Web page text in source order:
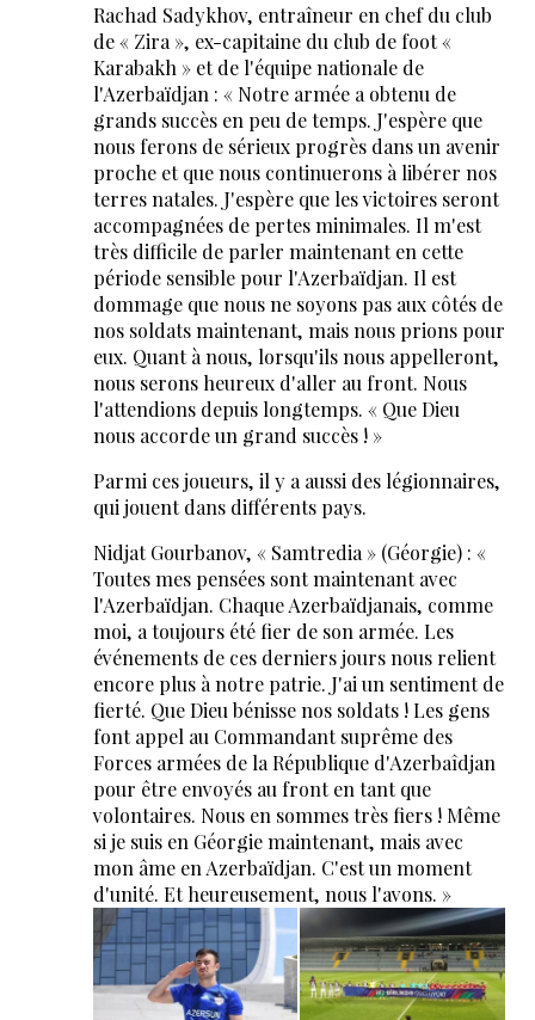
Rachad Sadykhov, entraîneur en chef du club
de « Zira », ex-capitaine du club de foot «
Karabakh » et de l'équipe nationale de
l'Azerbaïdjan : « Notre armée a obtenu de
grands succès en peu de temps. J'espère que
nous ferons de sérieux progrès dans un avenir
proche et que nous continuerons à libérer nos
terres natales. J'espère que les victoires seront
accompagnées de pertes minimales. Il m'est
très difficile de parler maintenant en cette
période sensible pour l'Azerbaïdjan. Il est
dommage que nous ne soyons pas aux côtés de
nos soldats maintenant, mais nous prions pour
eux. Quant à nous, lorsqu'ils nous appelleront,
nous serons heureux d'aller au front. Nous
l'attendions depuis longtemps. « Que Dieu
nous accorde un grand succès ! »
Parmi ces joueurs, il y a aussi des légionnaires,
qui jouent dans différents pays.
Nidjat Gourbanov, « Samtredia » (Géorgie) : «
Toutes mes pensées sont maintenant avec
l'Azerbaïdjan. Chaque Azerbaïdjanais, comme
moi, a toujours été fier de son armée. Les
événements de ces derniers jours nous relient
encore plus à notre patrie. J'ai un sentiment de
fierté. Que Dieu bénisse nos soldats ! Les gens
font appel au Commandant suprême des
Forces armées de la République d'Azerbaîdjan
pour être envoyés au front en tant que
volontaires. Nous en sommes très fiers ! Même
si je suis en Géorgie maintenant, mais avec
mon âme en Azerbaïdjan. C'est un moment
d'unité. Et heureusement, nous l'avons. »